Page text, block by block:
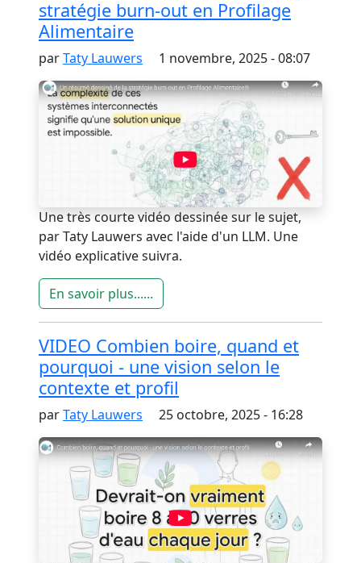
stratégie burn-out en Profilage
Alimentaire
parTaty Lauwers 1 novembre, 2025 - 08:07
Une très courte vidéo dessinée sur le sujet,
par Taty Lauwers avec l'aide d'un LLM. Une
vidéo explicative suivra.
En savoir plus......
VIDEO Combien boire, quand et
pourquoi - une vision selon le
contexte et profil
parTaty Lauwers 25 octobre, 2025 - 16:28